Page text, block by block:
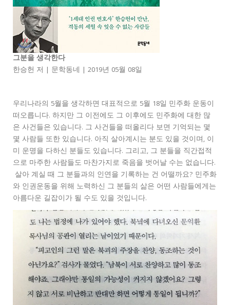
그분을 생각한다
한승헌 저 | 문학동네 | 2019년 05월 08일
우리나라의 5월을 생각하면 대표적으로 5월 18일 민주화 운동이
떠오릅니다. 하지만 그 이전에도 그 이후에도 민주화에 대한 많
은 사건들은 있습니다. 그 사건들을 떠올리다 보면 기억되는 몇
몇 사람들 또한 있습니다. 아직 살아계시는 분도 있을 것이며, 이
미 운명을 다하신 분들도 있습니다. 그리고, 그 분들을 직간접적
으로 마주한 사람들도 마찬가지로 죽음을 벗어날 수는 없습니다.
살아 계실 때 그 분들과의 인연을 기록하는 건 어떨까요? 민주화
와 인권운동을 위해 노력하신 그 분들의 삶은 어떤 사람들에게는
아름다운 길잡이가 될 수도 있을 것입니다.